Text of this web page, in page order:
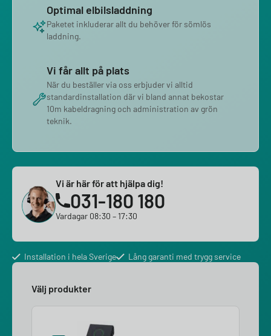
Optimal elbilsladdning
Paketet inkluderar allt du behöver för sömlös
laddning.
Vi får allt på plats
När du beställer via oss erbjuder vi alltid
standardinstallation där vi bland annat bekostar
10m kabeldragning och administration av grön
teknik.
Vi är här för att hjälpa dig!
031-180 180
Vardagar 08:30 – 17:30
Installation i hela Sverige Lång garanti med trygg service
Välj produkter